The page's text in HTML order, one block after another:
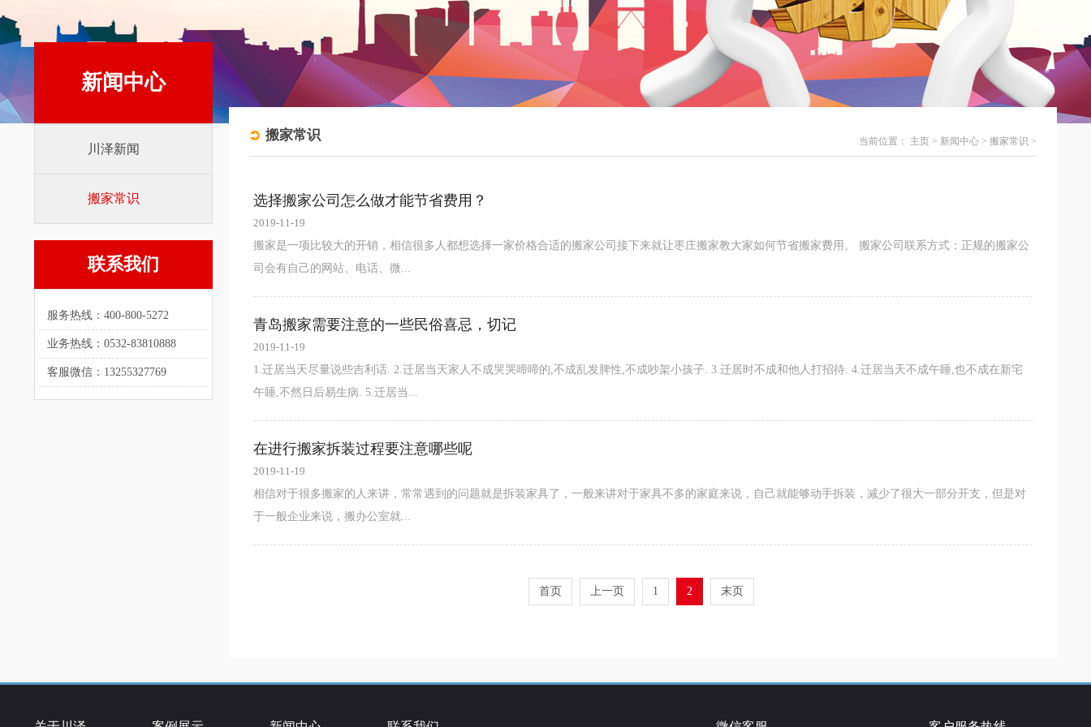
新闻中心
川泽新闻
搬家常识
联系我们
服务热线：400-800-5272
业务热线：0532-83810888
客服微信：13255327769
搬家常识 当前位置： 主页 > 新闻中心 > 搬家常识 >
选择搬家公司怎么做才能节省费用？
2019-11-19
搬家是一项比较大的开销，相信很多人都想选择一家价格合适的搬家公司接下来就让枣庄搬家教大家如何节省搬家费用。 搬家公司联系方式：正规的搬家公
司会有自己的网站、电话、微...
青岛搬家需要注意的一些民俗喜忌，切记
2019-11-19
1.迁居当天尽量说些吉利话. 2.迁居当天家人不成哭哭啼啼的,不成乱发脾性,不成吵架小孩子. 3.迁居时不成和他人打招待. 4.迁居当天不成午睡,也不成在新宅
午睡,不然日后易生病. 5.迁居当...
在进行搬家拆装过程要注意哪些呢
2019-11-19
相信对于很多搬家的人来讲，常常遇到的问题就是拆装家具了，一般来讲对于家具不多的家庭来说，自己就能够动手拆装，减少了很大一部分开支，但是对
于一般企业来说，搬办公室就...
首页 上一页 1 2 末页